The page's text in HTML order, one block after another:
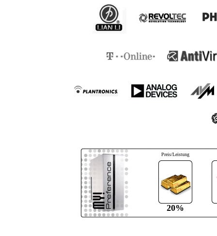
Preis/Leistung
20%